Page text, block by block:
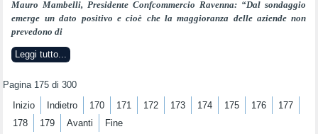
Mauro Mambelli, Presidente Confcommercio Ravenna: “Dal sondaggio
emerge un dato positivo e cioè che la maggioranza delle aziende non
prevedono di
Leggi tutto...
Pagina 175 di 300
Inizio
Indietro 170 171 172 173 174 175 176
177
178
179 Avanti Fine